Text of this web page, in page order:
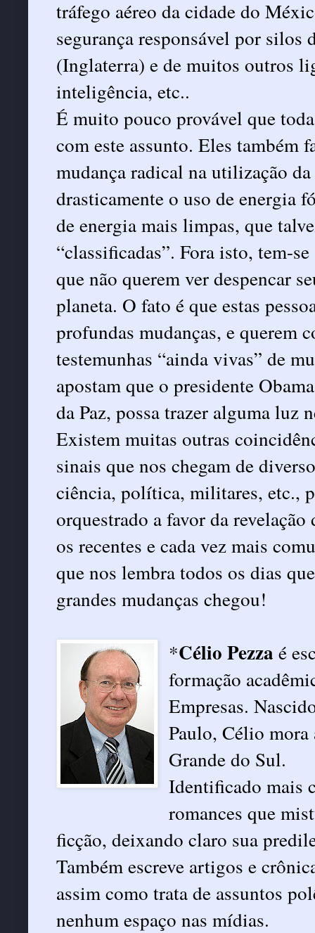
tráfego aéreo da cidade do
segurança responsável por silos
(Inglaterra) e de muitos outros
inteligência, etc..
É muito pouco provável que
com este assunto. Eles também
mudança radical na utilização
drasticamente o uso de energia
de energia mais limpas, que
“classificadas”. Fora isto, tem-
que não querem ver despencar
planeta. O fato é que estas
profundas mudanças, e querem
testemunhas “ainda vivas” de
apostam que o presidente
da Paz, possa trazer alguma luz
Existem muitas outras
sinais que nos chegam de
ciência, política, militares, etc.,
orquestrado a favor da
os recentes e cada vez mais
que nos lembra todos os dias
grandes mudanças chegou!
*Célio Pezza é
formação
Empresas.
Paulo, Célio
Grande do Sul.
Identificado mais
romances que
ficção, deixando claro sua
Também escreve artigos e
assim como trata de assuntos
nenhum espaço nas mídias.